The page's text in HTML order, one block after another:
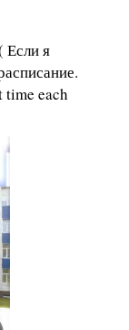
Если я
time each